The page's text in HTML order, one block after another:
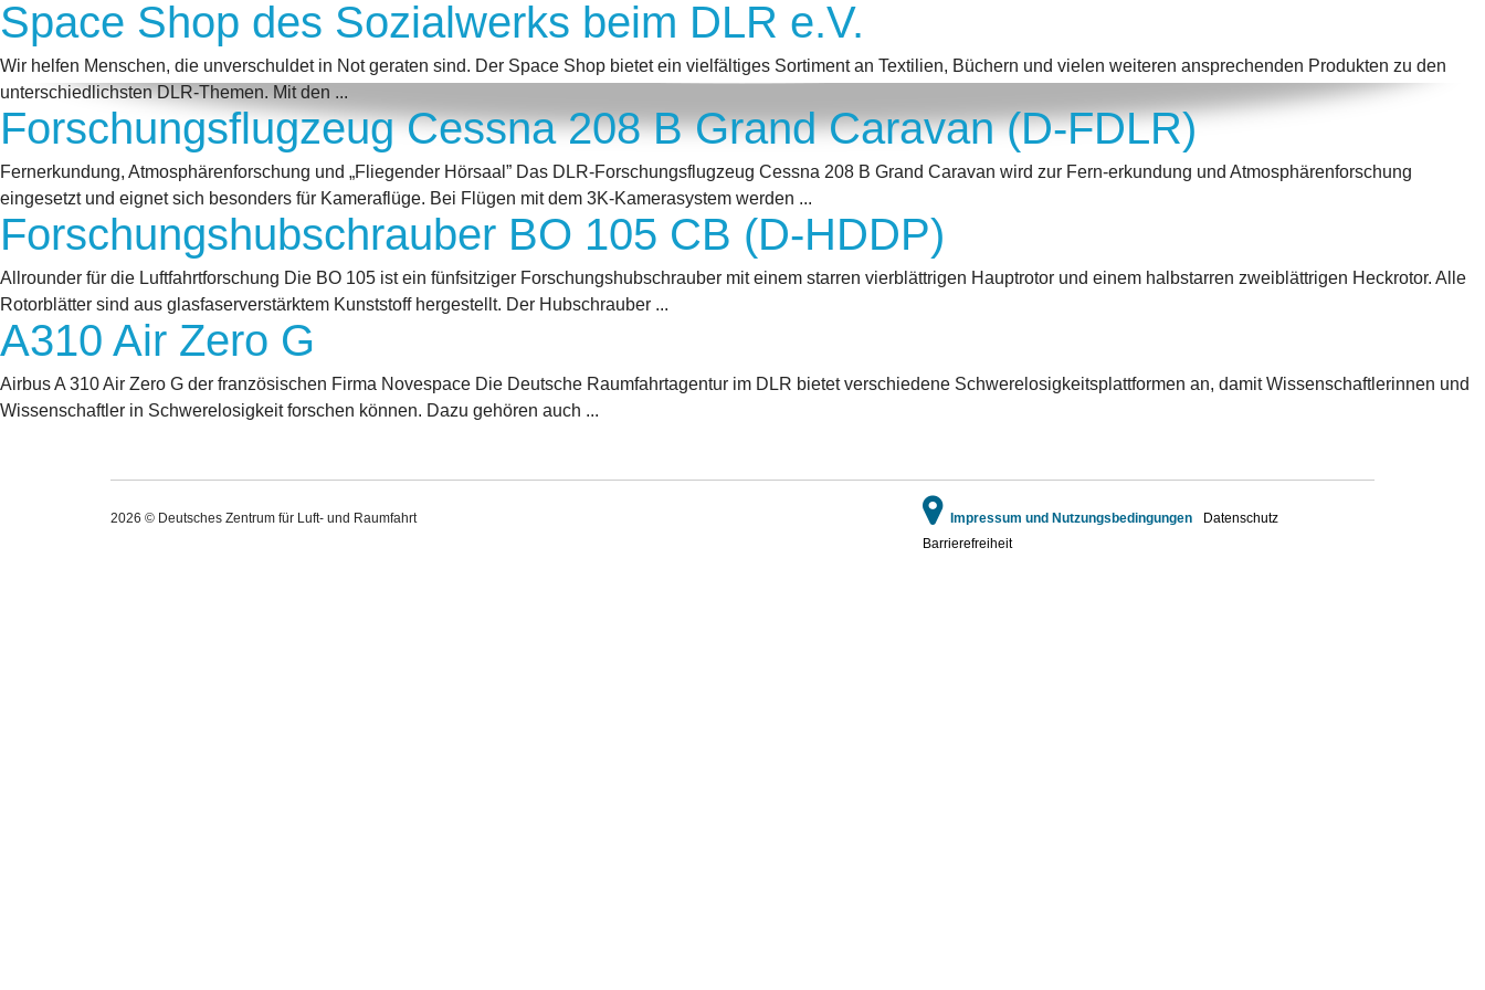
Space Shop des Sozialwerks beim DLR e.V.
Wir helfen Menschen, die unverschuldet in Not geraten sind. Der Space Shop bietet ein vielfältiges Sortiment an Textilien, Büchern und vielen weiteren ansprechenden Produkten zu den
unterschiedlichsten DLR-Themen. Mit den ...
Forschungsflugzeug Cessna 208 B Grand Caravan (D-FDLR)
Fernerkundung, Atmosphärenforschung und „Fliegender Hörsaal” Das DLR-Forschungsflugzeug Cessna 208 B Grand Caravan wird zur Fern-erkundung und Atmosphärenforschung
eingesetzt und eignet sich besonders für Kameraflüge. Bei Flügen mit dem 3K-Kamerasystem werden ...
Forschungshubschrauber BO 105 CB (D-HDDP)
Allrounder für die Luftfahrtforschung Die BO 105 ist ein fünfsitziger Forschungshubschrauber mit einem starren vierblättrigen Hauptrotor und einem halbstarren zweiblättrigen Heckrotor. Alle
Rotorblätter sind aus glasfaserverstärktem Kunststoff hergestellt. Der Hubschrauber ...
A310 Air Zero G
Airbus A 310 Air Zero G der französischen Firma Novespace Die Deutsche Raumfahrtagentur im DLR bietet verschiedene Schwerelosigkeitsplattformen an, damit Wissenschaftlerinnen und
Wissenschaftler in Schwerelosigkeit forschen können. Dazu gehören auch ...
2026 © Deutsches Zentrum für Luft- und Raumfahrt Impressum und Nutzungsbedingungen
Datenschutz
Barrierefreiheit